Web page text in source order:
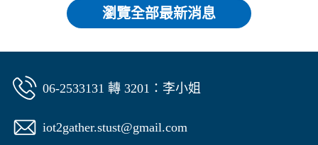
瀏覽全部最新消息
06-2533131 轉 3201：李小姐
iot2gather.stust@gmail.com